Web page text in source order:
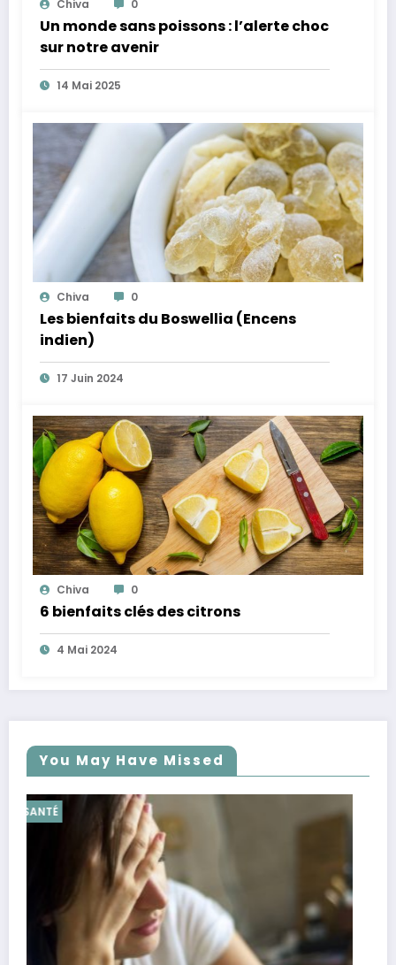
Chiva 0
Un monde sans poissons : l’alerte choc
sur notre avenir
14 Mai 2025
Chiva 0
Les bienfaits du Boswellia (Encens
indien)
17 Juin 2024
Chiva 0
6 bienfaits clés des citrons
4 Mai 2024
You May Have Missed